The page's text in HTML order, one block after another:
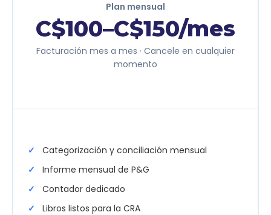
Plan mensual
C$100–C$150/mes
Facturación mes a mes · Cancele en cualquier
momento
Categorización y conciliación mensual
Informe mensual de P&G
Contador dedicado
Libros listos para la CRA